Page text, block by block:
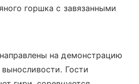
горшка с завязанными
на демонстрацию
Гости